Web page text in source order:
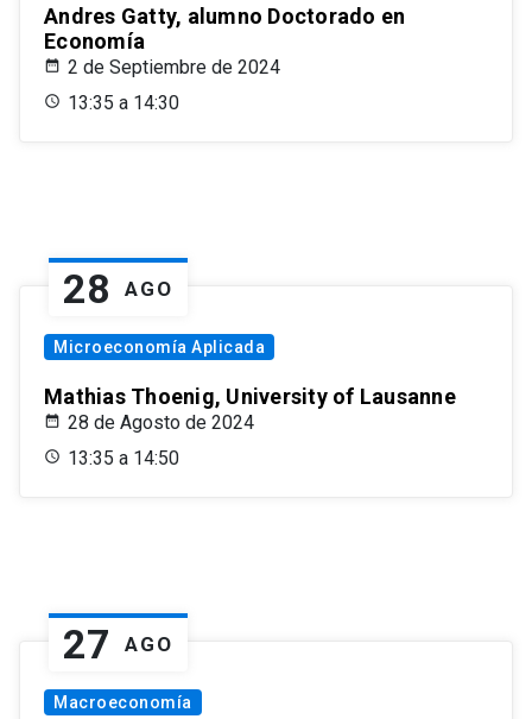
Andres Gatty, alumno Doctorado en
Economía
2 de Septiembre de 2024
13:35 a 14:30
28 AGO
Microeconomía Aplicada
Mathias Thoenig, University of Lausanne
28 de Agosto de 2024
13:35 a 14:50
27 AGO
Macroeconomía